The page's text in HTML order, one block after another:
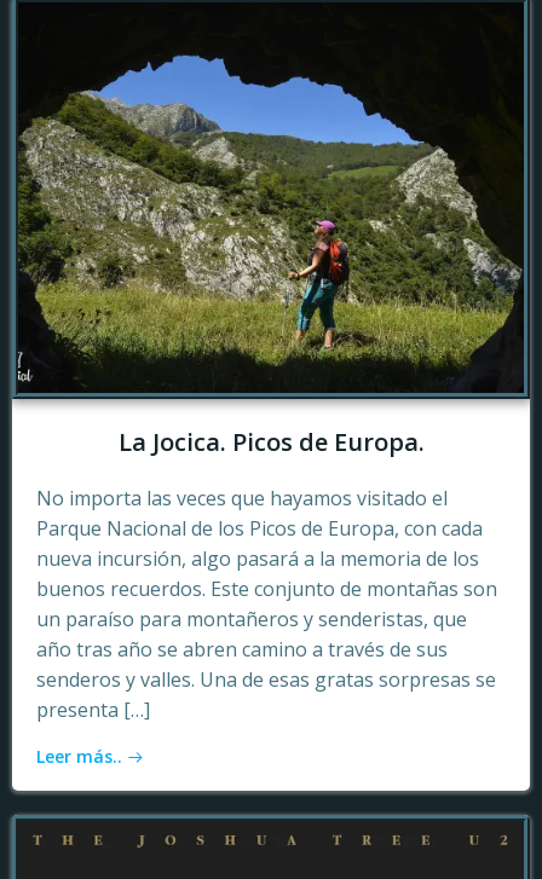
La Jocica. Picos de Europa.
No importa las veces que hayamos visitado el
Parque Nacional de los Picos de Europa, con cada
nueva incursión, algo pasará a la memoria de los
buenos recuerdos. Este conjunto de montañas son
un paraíso para montañeros y senderistas, que
año tras año se abren camino a través de sus
senderos y valles. Una de esas gratas sorpresas se
presenta […]
Leer más..